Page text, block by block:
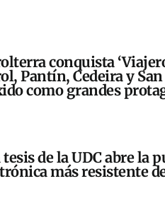
conquista
Pantín, Cedeira y
como grandes
de la UDC abre la
más resistente